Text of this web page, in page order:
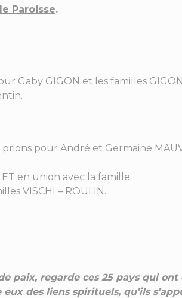
Paroisse.
Gaby GIGON et les familles GIGON
prions pour André et Germaine
en union avec la famille.
VISCHI – ROULIN.
paix, regarde ces 25 pays qui
des liens spirituels, qu’ils